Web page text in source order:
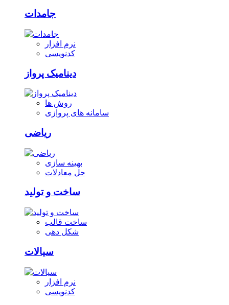
جامدات
نرم افزار
کدنویسی
دینامیک پرواز
روش ها
سامانه های پروازی
ریاضی
بهینه سازی
حل معادلات
ساخت و تولید
ساخت قالب
شکل دهی
سیالات
نرم افزار
کدنویسی